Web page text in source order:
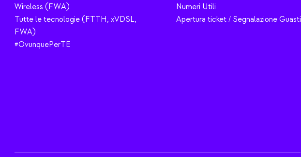
Wireless (FWA)
Tutte le tecnologie (FTTH, xVDSL,
FWA)
#OvunquePerTE
Numeri Utili
Apertura ticket / Segnalazione Guasti